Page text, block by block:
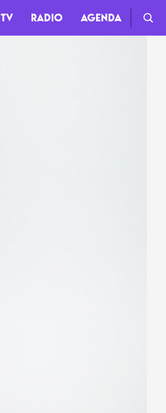
TV RADIO AGENDA